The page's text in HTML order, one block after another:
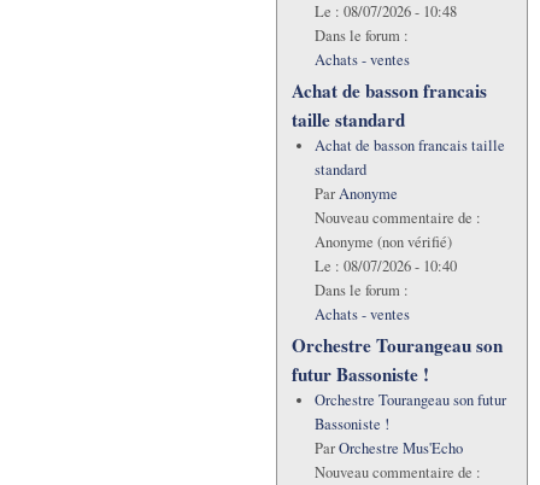
Le : 08/07/2026 - 10:48
Dans le forum :
Achats - ventes
Achat de basson francais
taille standard
Achat de basson francais taille
standard
ParAnonyme
Nouveau commentaire de :
Anonyme (non vérifié)
Le : 08/07/2026 - 10:40
Dans le forum :
Achats - ventes
Orchestre Tourangeau son
futur Bassoniste !
Orchestre Tourangeau son futur
Bassoniste !
ParOrchestre Mus'Echo
Nouveau commentaire de :